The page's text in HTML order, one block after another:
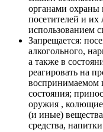
органами охраны
посетителей и
использованием
Запрещается:
алкогольного,
а также в
реагировать на
воспринимаемом
состояния;
оружия ,
(и иные)
средства,